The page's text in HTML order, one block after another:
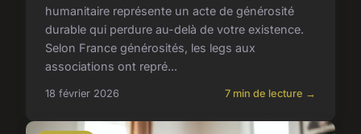
humanitaire représente un acte de générosité
durable qui perdure au-delà de votre existence.
Selon France générosités, les legs aux
associations ont repré...
18 février 2026 7 min de lecture →